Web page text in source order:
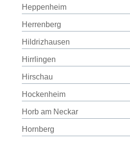
Heppenheim
Herrenberg
Hildrizhausen
Hirrlingen
Hirschau
Hockenheim
Horb am Neckar
Hornberg